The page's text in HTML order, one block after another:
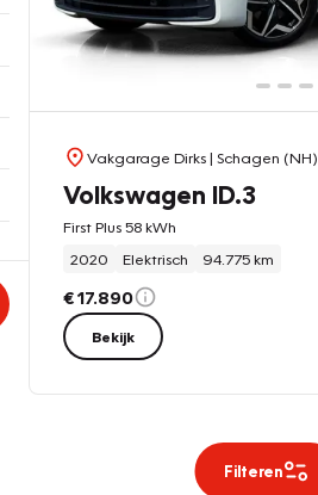
Vakgarage Dirks| Schagen (NH)
Volkswagen ID.3
First Plus 58 kWh
2020
Elektrisch 94.775 km
€ 17.890
Bekijk
Filteren